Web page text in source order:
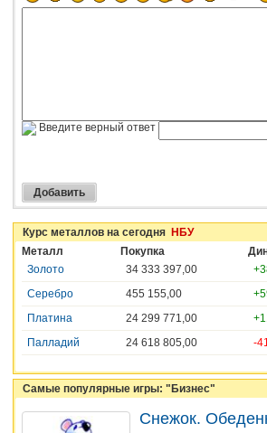
Введите верный ответ
Курс металлов на сегодня НБУ
Металл
Покупка
Золото
34 333 397,00
Серебро
455 155,00
Платина
24 299 771,00
Палладий
24 618 805,00
-
Самые популярные игры: "Бизнес"
Снежок.